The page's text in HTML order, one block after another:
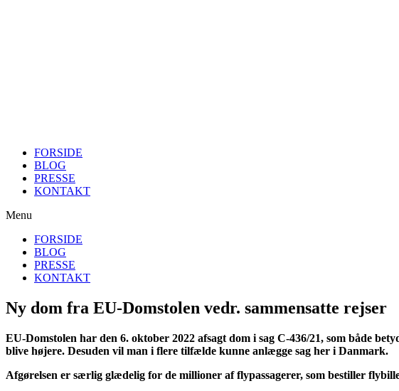
FORSIDE
BLOG
PRESSE
KONTAKT
Menu
FORSIDE
BLOG
PRESSE
KONTAKT
Ny dom fra EU-Domstolen vedr. sammensatte rejser
EU-Domstolen har den 6. oktober 2022 afsagt dom i sag C-436/21, som både
blive højere. Desuden vil man i flere tilfælde kunne anlægge sag her i Danmark.
Afgørelsen er særlig glædelig for de millioner af flypassagerer, som bestiller